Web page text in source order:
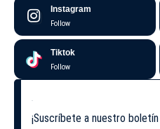
Instagram
Follow
Tiktok
Follow
¡Suscríbete a nuestro